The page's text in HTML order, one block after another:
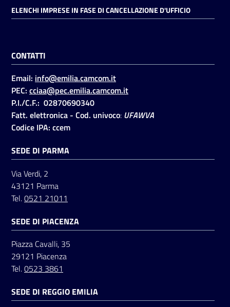
Seguici
su
ELENCHI IMPRESE IN FASE DI CANCELLAZIONE D'UFFICIO
CONTATTI
Email: info@emilia.camcom.it
PEC: cciaa@pec.emilia.camcom.it
P.I./C.F.: 02870690340
Fatt. elettronica - Cod. univoco: UFAWVA
Codice IPA: ccem
SEDE DI PARMA
Via Verdi, 2
43121 Parma
Tel.0521 21011
SEDE DI PIACENZA
Piazza Cavalli, 35
29121 Piacenza
Tel.0523 3861
SEDE DI REGGIO EMILIA